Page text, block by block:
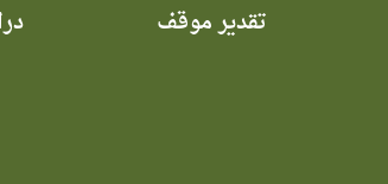
تقدير موقف